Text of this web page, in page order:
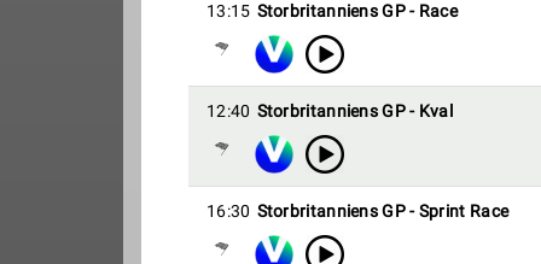
13:15 Storbritanniens GP - Race
12:40 Storbritanniens GP - Kval
16:30 Storbritanniens GP - Sprint Race